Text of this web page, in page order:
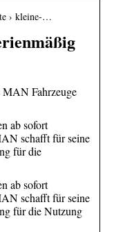
› kleine-…
Fahrzeuge
ab sofort
schafft für seine
für die
ab sofort
schafft für seine
für die Nutzung